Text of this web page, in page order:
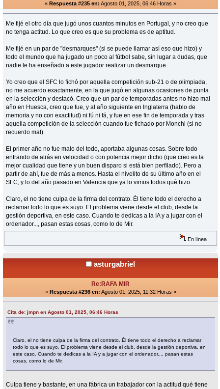
« Respuesta #235 en: Agosto 01, 2025, 06:46 Horas »
Me fijé el otro día que jugó unos cuantos minutos en Portugal, y no creo que
no tenga actitud. Lo que creo es que su problema es de aptitud.
Me fijé en un par de "desmarques" (si se puede llamar así eso que hizo) y
todo el mundo que ha jugado un poco al fútbol sabe, sin lugar a dudas, que
nadie le ha enseñado a este jugador realizar un desmarque.
Yo creo que el SFC lo fichó por aquella competición sub-21 o de olimpiada,
no me acuerdo exactamente, en la que jugó en algunas ocasiones de punta
en la selección y destacó. Creo que un par de temporadas antes no hizo mal
año en Huesca, creo que fue, y al año siguiente en Inglaterra (hablo de
memoria y no con exactitud) ni fú ni fá, y fue en ese fin de temporada y tras
aquella competición de la selección cuando fue fichado por Monchi (si no
recuerdo mal).
El primer año no fue malo del todo, aportaba algunas cosas. Sobre todo
entrando de atrás en velocidad o con potencia mejor dicho (que creo es la
mejor cualidad que tiene y un buen disparo si está bien perfilado). Pero a
partir de ahí, fue de más a menos. Hasta el nivelito de su último año en el
SFC, y lo del año pasado en Valencia que ya lo vimos todos qué hizo.
Claro, el no tiene culpa de la firma del contrato. Él tiene todo el derecho a
reclamar todo lo que es suyo. El problema viene desde el club, desde la
gestión deportiva, en este caso. Cuando te dedicas a la IA y a jugar con el
ordenador..., pasan estas cosas, como lo de Mir.
En línea
asturgabriel
Re:RAFA MIR
« Respuesta #236 en: Agosto 01, 2025, 11:32 Horas »
Cita de: jmpn en Agosto 01, 2025, 06:46 Horas
Claro, el no tiene culpa de la firma del contrato. Él tiene todo el derecho a reclamar
todo lo que es suyo. El problema viene desde el club, desde la gestión deportiva, en
este caso. Cuando te dedicas a la IA y a jugar con el ordenador..., pasan estas
cosas, como lo de Mir.
Culpa tiene y bastante, en una fábrica un trabajador con la actitud qué tiene